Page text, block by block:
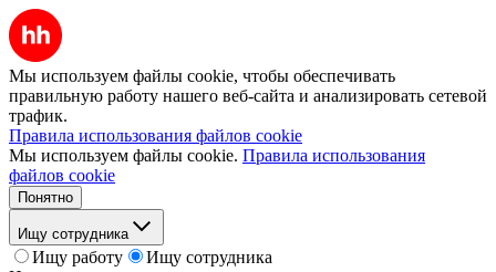
Мы используем файлы cookie, чтобы обеспечивать
правильную работу нашего веб-сайта и анализировать сетевой
трафик.
Правила использования файлов cookie
Мы используем файлы cookie. Правила использования
файлов cookie
Понятно
Ищу сотрудника
Ищу работу
Ищу сотрудника